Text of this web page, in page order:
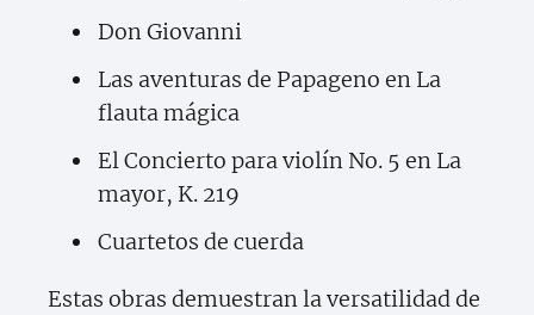
Don Giovanni
Las aventuras de Papageno en La
flauta mágica
El Concierto para violín No. 5 en La
mayor, K. 219
Cuartetos de cuerda
Estas obras demuestran la versatilidad de